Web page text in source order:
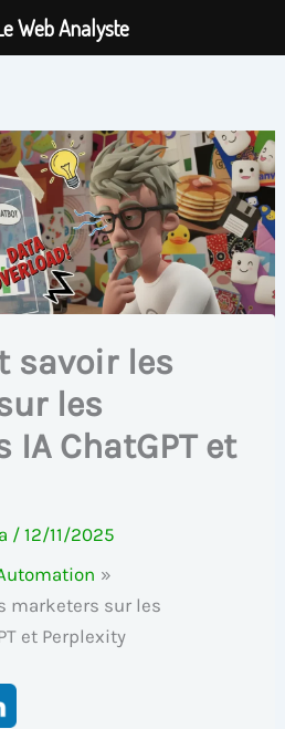
savoir les
les
ChatGPT et
/12/11/2025
marketers sur les
et Perplexity
Web Analyste